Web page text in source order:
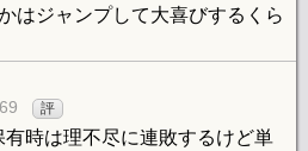
はジャンプして大喜びするくら
評
有時は理不尽に連敗するけど単